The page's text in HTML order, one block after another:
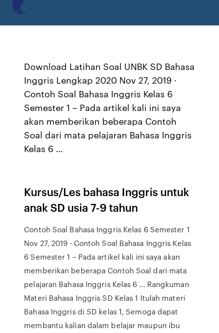
Download Latihan Soal UNBK SD Bahasa
Inggris Lengkap 2020 Nov 27, 2019 ·
Contoh Soal Bahasa Inggris Kelas 6
Semester 1 – Pada artikel kali ini saya
akan memberikan beberapa Contoh
Soal dari mata pelajaran Bahasa Inggris
Kelas 6 …
Kursus/Les bahasa Inggris untuk
anak SD usia 7-9 tahun
Contoh Soal Bahasa Inggris Kelas 6 Semester 1
Nov 27, 2019 · Contoh Soal Bahasa Inggris Kelas
6 Semester 1 – Pada artikel kali ini saya akan
memberikan beberapa Contoh Soal dari mata
pelajaran Bahasa Inggris Kelas 6 … Rangkuman
Materi Bahasa Inggris SD Kelas 1 Itulah materi
Bahasa Inggris di SD kelas 1, Semoga dapat
membantu kalian dalam belajar maupun ibu